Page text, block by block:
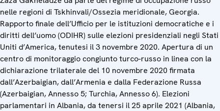
nelle regioni di Tskhinvali/Ossezia meridionale, Georgia.
Rapporto finale dell’Ufficio per le istituzioni democratiche e i
diritti dell’uomo (ODIHR) sulle elezioni presidenziali negli Stati
Uniti d’America, tenutesi il 3 novembre 2020. Apertura di un
centro di monitoraggio congiunto turco-russo in linea con la
dichiarazione trilaterale del 10 novembre 2020 firmata
dall’Azerbaigian, dall’Armenia e dalla Federazione Russa
(Azerbaigian, Annesso 5; Turchia, Annesso 6). Elezioni
parlamentari in Albania, da tenersi il 25 aprile 2021 (Albania,